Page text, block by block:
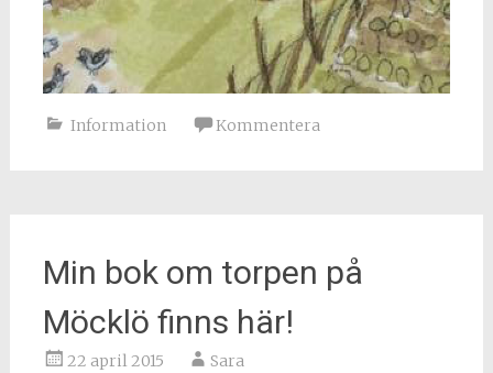
Information Kommentera
Min bok om torpen på
Möcklö finns här!
22 april 2015 Sara